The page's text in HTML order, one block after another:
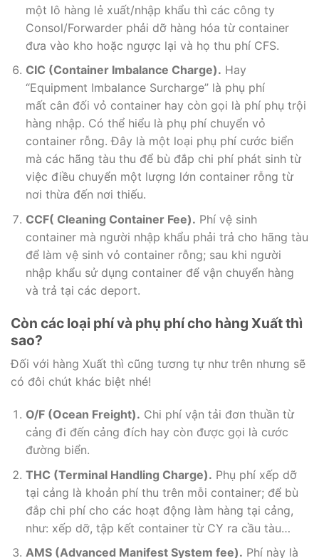
một lô hàng lẻ xuất/nhập khẩu thì các công ty
Consol/Forwarder phải dỡ hàng hóa từ container
đưa vào kho hoặc ngược lại và họ thu phí CFS.
CIC (Container Imbalance Charge). Hay
“Equipment Imbalance Surcharge” là phụ phí
mất cân đối vỏ container hay còn gọi là phí phụ trội
hàng nhập. Có thể hiểu là phụ phí chuyển vỏ
container rỗng. Đây là một loại phụ phí cước biển
mà các hãng tàu thu để bù đắp chi phí phát sinh từ
việc điều chuyển một lượng lớn container rỗng từ
nơi thừa đến nơi thiếu.
CCF( Cleaning Container Fee). Phí vệ sinh
container mà người nhập khẩu phải trả cho hãng tàu
để làm vệ sinh vỏ container rỗng; sau khi người
nhập khẩu sử dụng container để vận chuyển hàng
và trả tại các deport.
Còn các loại phí và phụ phí cho hàng Xuất thì
sao?
Đối với hàng Xuất thì cũng tương tự như trên nhưng sẽ
có đôi chút khác biệt nhé!
O/F (Ocean Freight). Chi phí vận tải đơn thuần từ
cảng đi đến cảng đích hay còn được gọi là cước
đường biển.
THC (Terminal Handling Charge). Phụ phí xếp dỡ
tại cảng là khoản phí thu trên mỗi container; để bù
đắp chi phí cho các hoạt động làm hàng tại cảng,
như: xếp dỡ, tập kết container từ CY ra cầu tàu…
AMS (Advanced Manifest System fee). Phí này là